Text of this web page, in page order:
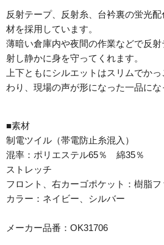
反射テープ、反射糸、台衿裏の蛍光
材を採用しています。
薄暗い倉庫内や夜間の作業などで反
射し静かに身を守ってくれます。
上下ともにシルエットはスリムでか
わり、現場の声が形になった一品にな
■素材
制電ツイル（帯電防止糸混入）
混率：ポリエステル65％ 綿35％
ストレッチ
フロント、右カーゴポケット：樹脂フ
カラー：ネイビー、シルバー
メーカー品番：OK31706